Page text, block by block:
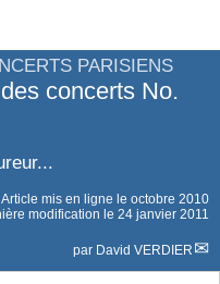
PARISIENS
concerts No.
Article mis en ligne le octobre 2010
modification le 24 janvier 2011
par David VERDIER